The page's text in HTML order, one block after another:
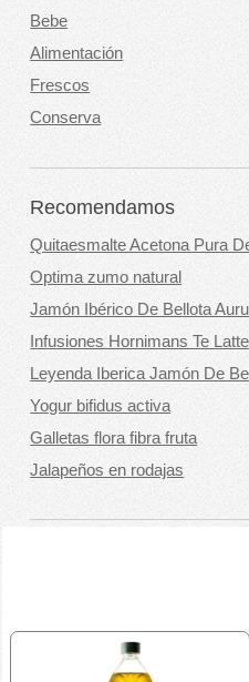
Bebe
Alimentación
Frescos
Conserva
Recomendamos
Quitaesmalte Acetona Pura
Optima zumo natural
Jamón Ibérico De Bellota
Infusiones Hornimans Te Latte
Leyenda Iberica Jamón De
Yogur bifidus activa
Galletas flora fibra fruta
Jalapeños en rodajas